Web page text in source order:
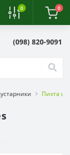
0 0
(098) 820-9091
Пихта